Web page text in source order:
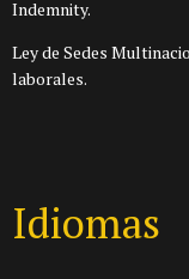
Indemnity.
Ley de Sedes
laborales.
Idiomas